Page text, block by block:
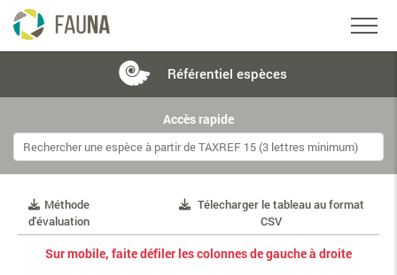
Référentiel espèces
Accès rapide
Méthode
d'évaluation
Télecharger le tableau au format
CSV
Sur mobile, faite défiler les colonnes de gauche à droite